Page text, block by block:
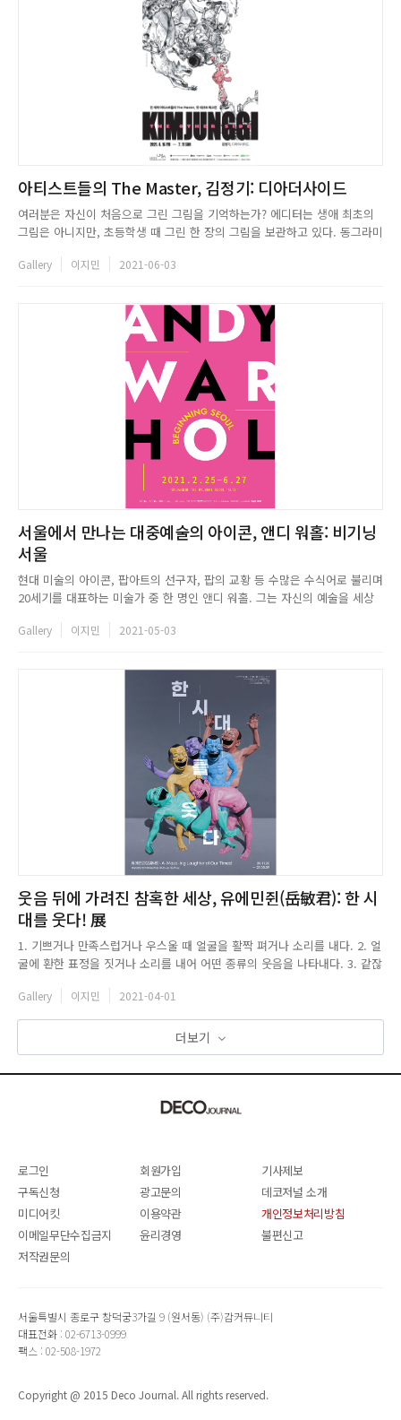
아티스트들의 The Master, 김정기: 디아더사이드
여러분은 자신이 처음으로 그린 그림을 기억하는가? 에디터는 생애 최초의
그림은 아니지만, 초등학생 때 그린 한 장의 그림을 보관하고 있다. 동그라미
자동차, 색연필과 크레파스로 형형색색 칠해진 화려한 그림은 어느 누가 봐
Gallery 이지민 2021-06-03
서울에서 만나는 대중예술의 아이콘, 앤디 워홀: 비기닝
서울
현대 미술의 아이콘, 팝아트의 선구자, 팝의 교황 등 수많은 수식어로 불리며
20세기를 대표하는 미술가 중 한 명인 앤디 워홀. 그는 자신의 예술을 세상
통해 선보였다. 캔버스 위에 그림을 그리는 기존의 회화 방식과 달리 영화배
Gallery 이지민 2021-05-03
웃음 뒤에 가려진 참혹한 세상, 유에민쥔(岳敏君): 한 시
대를 웃다! 展
1. 기쁘거나 만족스럽거나 우스울 때 얼굴을 활짝 펴거나 소리를 내다. 2. 얼
굴에 환한 표정을 짓거나 소리를 내어 어떤 종류의 웃음을 나타내다. 3. 같잖
하는 뜻이다. 우리는 누군가의 웃음에서 단순히 기쁨과 행복만을 발견하진
않을 것이다. 웃음에는 다양하고 복잡하게 얽힌 수많은 감정이...
Gallery 이지민 2021-04-01
더보기
로그인 회원가입
기사제보
구독신청
광고문의
데코저널 소개
미디어킷
이용약관
개인정보처리방침
이메일무단수집금지
윤리경영
불편신고
저작권문의
서울특별시 종로구 창덕궁3가길 9 (원서동) (주)감커뮤니티
대표전화 : 02-6713-0999
팩스 : 02-508-1972
Copyright @ 2015 Deco Journal. All rights reserved.